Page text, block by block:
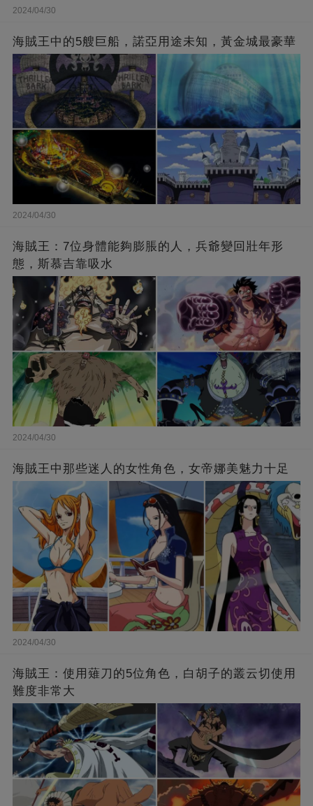
2024/04/30
海賊王中的5艘巨船，諾亞用途未知，黃金城最豪華
2024/04/30
海賊王：7位身體能夠膨脹的人，兵爺變回壯年形
態，斯慕吉靠吸水
2024/04/30
海賊王中那些迷人的女性角色，女帝娜美魅力十足
2024/04/30
海賊王：使用薙刀的5位角色，白胡子的叢云切使用
難度非常大